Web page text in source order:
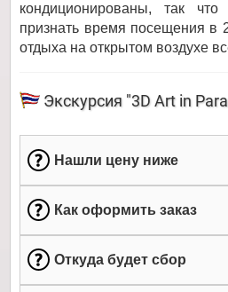
кондиционированы, так
признать время посещения в
отдыха на открытом воздухе
Экскурсия "3D Art in
Нашли цену ниже
Как оформить заказ
Откуда будет сбор